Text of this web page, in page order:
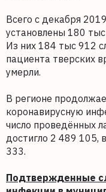
Всего с декабря
установлены 180
Из них 184 тыс 912
пациента тверских
умерли.
В регионе
коронавирусную
число проведённых
достигло 2 489 105,
333.
Подтвержденные